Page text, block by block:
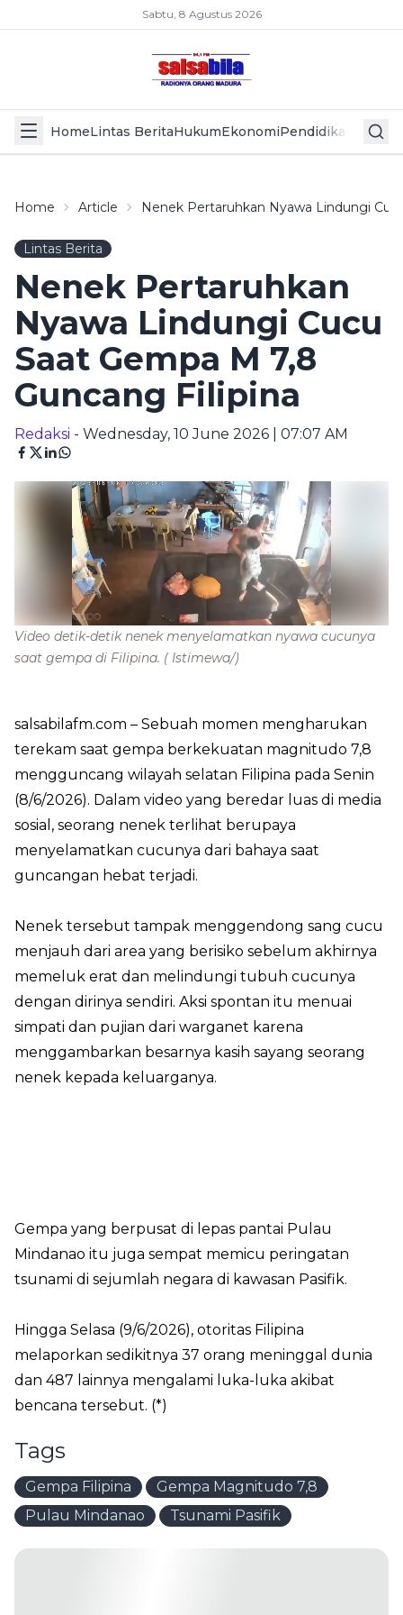
Sabtu, 8 Agustus 2026
HomeLintas BeritaHukumEkonomiPendidikan Politik
Home Article Nenek Pertaruhkan Nyawa Lindungi
Lintas Berita
Nenek Pertaruhkan
Nyawa Lindungi Cucu
Saat Gempa M 7,8
Guncang Filipina
Redaksi - Wednesday, 10 June 2026 | 07:07 AM
Video detik-detik nenek menyelamatkan nyawa cucunya
saat gempa di Filipina. ( Istimewa/)
salsabilafm.com – Sebuah momen mengharukan
terekam saat gempa berkekuatan magnitudo 7,8
mengguncang wilayah selatan Filipina pada Senin
(8/6/2026). Dalam video yang beredar luas di media
sosial, seorang nenek terlihat berupaya
menyelamatkan cucunya dari bahaya saat
guncangan hebat terjadi.
Nenek tersebut tampak menggendong sang cucu
menjauh dari area yang berisiko sebelum akhirnya
memeluk erat dan melindungi tubuh cucunya
dengan dirinya sendiri. Aksi spontan itu menuai
simpati dan pujian dari warganet karena
menggambarkan besarnya kasih sayang seorang
nenek kepada keluarganya.
Gempa yang berpusat di lepas pantai Pulau
Mindanao itu juga sempat memicu peringatan
tsunami di sejumlah negara di kawasan Pasifik.
Hingga Selasa (9/6/2026), otoritas Filipina
melaporkan sedikitnya 37 orang meninggal dunia
dan 487 lainnya mengalami luka-luka akibat
bencana tersebut. (*)
Tags
Gempa Filipina
Gempa Magnitudo 7,8
Pulau Mindanao
Tsunami Pasifik